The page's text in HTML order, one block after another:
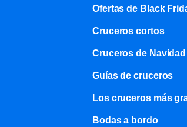
Ofertas de Black
Cruceros cortos
Cruceros de Navidad
Guías de cruceros
Los cruceros más
Bodas a bordo